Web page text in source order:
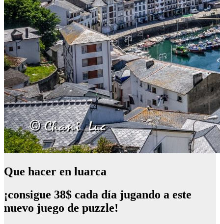
Que hacer en luarca
¡consigue 38$ cada día jugando a este
nuevo juego de puzzle!